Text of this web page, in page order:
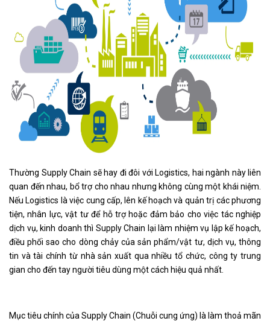
Thường Supply Chain sẽ hay đi đôi với Logistics, hai ngành này liên
quan đến nhau, bổ trợ cho nhau nhưng không cùng một khái niệm.
Nếu Logistics là việc cung cấp, lên kế hoạch và quản trị các phương
tiện, nhân lực, vật tư để hỗ trợ hoặc đảm bảo cho việc tác nghiệp
dịch vụ, kinh doanh thì Supply Chain lại làm nhiệm vụ lập kế hoạch,
điều phối sao cho dòng chảy của sản phẩm/vật tư, dịch vụ, thông
tin và tài chính từ nhà sản xuất qua nhiều tổ chức, công ty trung
gian cho đến tay người tiêu dùng một cách hiệu quả nhất.
Mục tiêu chính của Supply Chain (Chuỗi cung ứng) là làm thoả mãn